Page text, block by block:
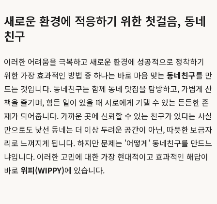
새로운 환경에 적응하기 위한 첫걸음, 동네
친구
이러한 어려움을 극복하고 새로운 환경에 성공적으로 정착하기
위한 가장 효과적인 방법 중 하나는 바로 마음 맞는 동네친구를 만
드는 것입니다. 동네친구는 함께 동네 맛집을 탐방하고, 가볍게 산
책을 즐기며, 힘든 일이 있을 때 서로에게 기댈 수 있는 든든한 존
재가 되어줍니다. 가까운 곳에 신뢰할 수 있는 친구가 있다는 사실
만으로도 낯선 동네는 더 이상 두려운 공간이 아닌, 따뜻한 보금자
리로 느껴지게 됩니다. 하지만 문제는 '어떻게' 동네친구를 만드느
냐입니다. 이러한 고민에 대한 가장 현대적이고 효과적인 해답이
바로 위피(WIPPY)에 있습니다.